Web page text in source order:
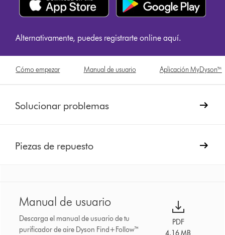
Alternativamente, puedes registrarte online aquí.
Cómo empezar Manual de usuario Aplicación MyDyson™
Solucionar problemas
Piezas de repuesto
Manual de usuario
Descarga el manual de usuario de tu
purificador de aire Dyson Find+Follow™
PDF